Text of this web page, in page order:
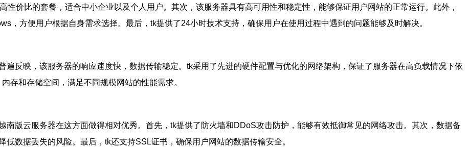
性价比的套餐，适合中小企业以及个人用户。其次，该服务器具有高可用性和稳定性，能够保证用户网站的正常运行。此外，
，方便用户根据自身需求选择。最后，tk提供了24小时技术支持，确保用户在使用过程中遇到的问题能够及时解决。
反映，该服务器的响应速度快，数据传输稳定。tk采用了先进的硬件配置与优化的网络架构，保证了服务器在高负载情况下依
存和存储空间，满足不同规模网站的性能需求。
南版云服务器在这方面做得相对优秀。首先，tk提供了防火墙和DDoS攻击防护，能够有效抵御常见的网络攻击。其次，数据备
数据丢失的风险。最后，tk还支持SSL证书，确保用户网站的数据传输安全。